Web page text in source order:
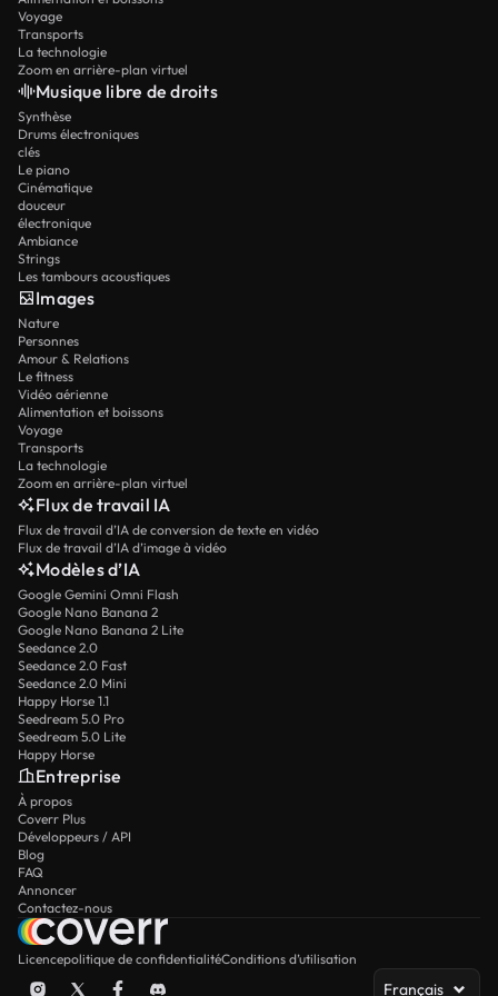
Voyage
Transports
La technologie
Zoom en arrière-plan virtuel
Musique libre de droits
Synthèse
Drums électroniques
clés
Le piano
Cinématique
douceur
électronique
Ambiance
Strings
Les tambours acoustiques
Images
Nature
Personnes
Amour & Relations
Le fitness
Vidéo aérienne
Alimentation et boissons
Voyage
Transports
La technologie
Zoom en arrière-plan virtuel
Flux de travail IA
Flux de travail d’IA de conversion de texte en vidéo
Flux de travail d’IA d’image à vidéo
Modèles d’IA
Google Gemini Omni Flash
Google Nano Banana 2
Google Nano Banana 2 Lite
Seedance 2.0
Seedance 2.0 Fast
Seedance 2.0 Mini
Happy Horse 1.1
Seedream 5.0 Pro
Seedream 5.0 Lite
Happy Horse
Entreprise
À propos
Coverr Plus
Développeurs / API
Blog
FAQ
Annoncer
Contactez-nous
Licencepolitique de confidentialitéConditions d’utilisation
Français